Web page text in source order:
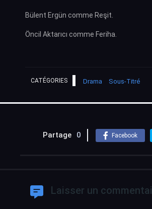
Bülent Ergün comme Reşit.
Öncil Aktarıcı comme Feriha.
CATÉGORIES Drama Sous-Titré
Partage 0 Facebook
Laisser un